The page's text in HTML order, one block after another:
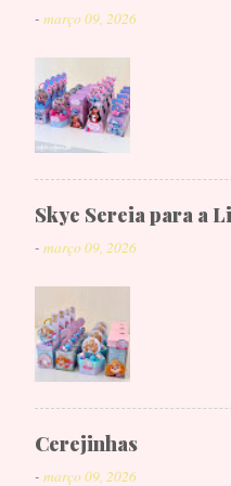
- março 09, 2026
Skye Sereia para a
- março 09, 2026
Cerejinhas
- março 09, 2026